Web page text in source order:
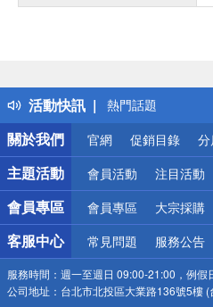
活動快訊
得獎公告
熱門話題
銀行優惠
偏遠地區配送
詐騙網頁！請小心
關於我們
官網 促銷目錄
主題活動 會員活動 注目活動
會員專區 會員專區 大宗採購
客服中心 常見問題 服務公告
服務時間： 週一至週日 09:00-21:00，例假
公司地址： 台北市北投區大業路136號5樓 (